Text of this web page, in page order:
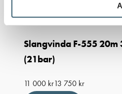
Bevattning & underhåll
Slangvinda F-555
(21bar)
11 000 kr13 750 kr